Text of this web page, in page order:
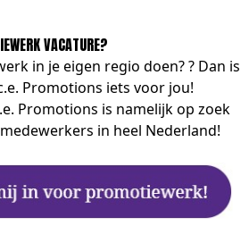
VACATURE?
in je eigen regio doen? ? Dan is
Promotions iets voor jou!
Promotions is namelijk op zoek
in heel Nederland!